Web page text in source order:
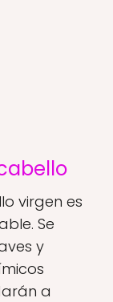
virgen es
Se
y
a